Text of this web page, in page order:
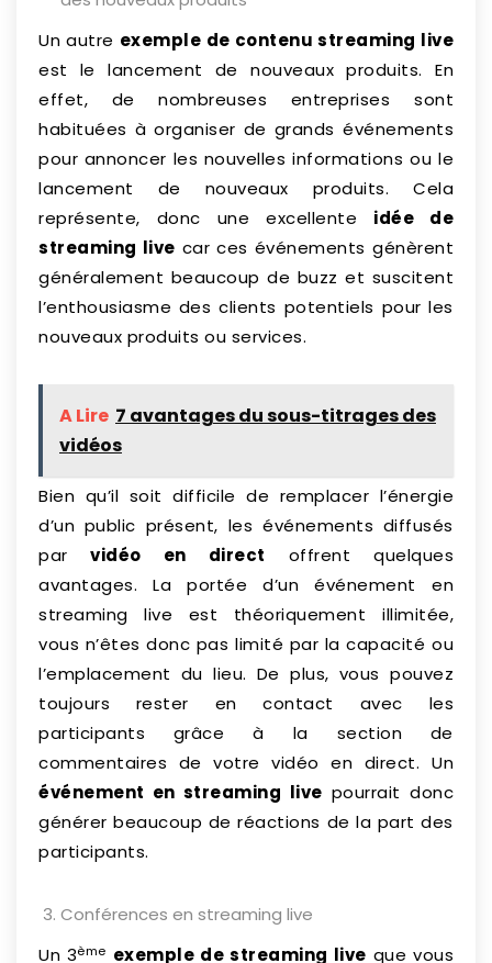
Un autre exemple de contenu streaming live
est le lancement de nouveaux produits. En
effet, de nombreuses entreprises sont
habituées à organiser de grands événements
pour annoncer les nouvelles informations ou le
lancement de nouveaux produits. Cela
représente, donc une excellente idée de
streaming live car ces événements génèrent
généralement beaucoup de buzz et suscitent
l’enthousiasme des clients potentiels pour les
nouveaux produits ou services.
A Lire 7 avantages du sous-titrages des
vidéos
Bien qu’il soit difficile de remplacer l’énergie
d’un public présent, les événements diffusés
parvidéo en direct offrent quelques
avantages. La portée d’un événement en
streaming live est théoriquement illimitée,
vous n’êtes donc pas limité par la capacité ou
l’emplacement du lieu. De plus, vous pouvez
toujours rester en contact avec les
participants grâce à la section de
commentaires de votre vidéo en direct. Un
événement en streaming live pourrait donc
générer beaucoup de réactions de la part des
participants.
Conférences en streaming live
Un 3ème exemple de streaming live que vous